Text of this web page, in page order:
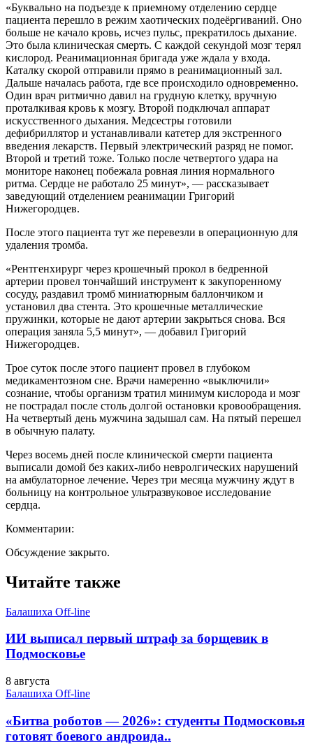
«Буквально на подъезде к приемному отделению сердце
пациента перешло в режим хаотических подеёргиваний. Оно
больше не качало кровь, исчез пульс, прекратилось дыхание.
Это была клиническая смерть. С каждой секундой мозг терял
кислород. Реанимационная бригада уже ждала у входа.
Каталку скорой отправили прямо в реанимационный зал.
Дальше началась работа, где все происходило одновременно.
Один врач ритмично давил на грудную клетку, вручную
проталкивая кровь к мозгу. Второй подключал аппарат
искусственного дыхания. Медсестры готовили
дефибриллятор и устанавливали катетер для экстренного
введения лекарств. Первый электрический разряд не помог.
Второй и третий тоже. Только после четвертого удара на
мониторе наконец побежала ровная линия нормального
ритма. Сердце не работало 25 минут», — рассказывает
заведующий отделением реанимации Григорий
Нижегородцев.
После этого пациента тут же перевезли в операционную для
удаления тромба.
«Рентгенхирург через крошечный прокол в бедренной
артерии провел тончайший инструмент к закупоренному
сосуду, раздавил тромб миниатюрным баллончиком и
установил два стента. Это крошечные металлические
пружинки, которые не дают артерии закрыться снова. Вся
операция заняла 5,5 минут», — добавил Григорий
Нижегородцев.
Трое суток после этого пациент провел в глубоком
медикаментозном сне. Врачи намеренно «выключили»
сознание, чтобы организм тратил минимум кислорода и мозг
не пострадал после столь долгой остановки кровообращения.
На четвертый день мужчина задышал сам. На пятый перешел
в обычную палату.
Через восемь дней после клинической смерти пациента
выписали домой без каких-либо невролгических нарушений
на амбулаторное лечение. Через три месяца мужчину ждут в
больницу на контрольное ультразвуковое исследование
сердца.
Комментарии:
Обсуждение закрыто.
Читайте также
Балашиха Off-line
ИИ выписал первый штраф за борщевик в
Подмосковье
8 августа
Балашиха Off-line
«Битва роботов — 2026»: студенты Подмосковья
готовят боевого андроида..